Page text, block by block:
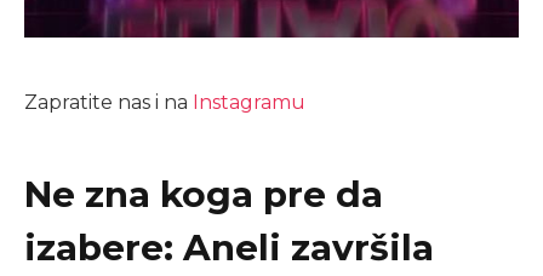
Zapratite nas i na Instagramu
Ne zna koga pre da
izabere: Aneli završila